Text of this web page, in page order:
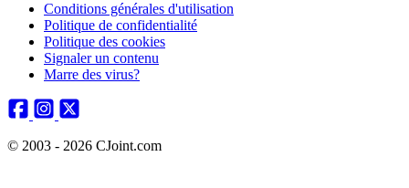
Conditions générales d'utilisation
Politique de confidentialité
Politique des cookies
Signaler un contenu
Marre des virus?
© 2003 - 2026 CJoint.com